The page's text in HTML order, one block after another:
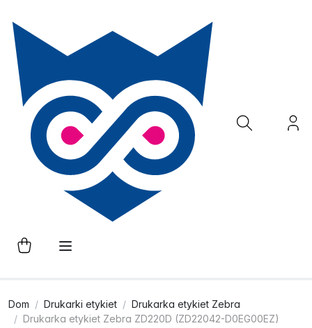
Dom Drukarki etykiet
Drukarka etykiet Zebra
Drukarka etykiet Zebra ZD220D (ZD22042-D0EG00EZ)